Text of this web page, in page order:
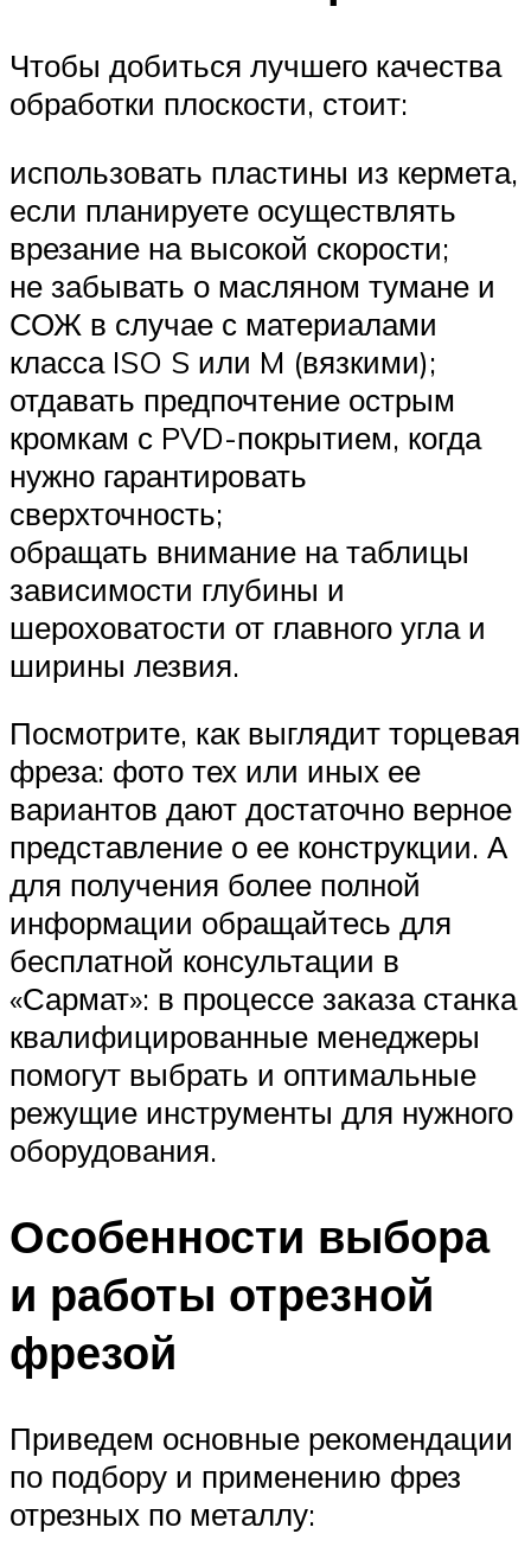
Чтобы добиться лучшего качества
обработки плоскости, стоит:
использовать пластины из кермета,
если планируете осуществлять
врезание на высокой скорости;
не забывать о масляном тумане и
СОЖ в случае с материалами
класса ISO S или M (вязкими);
отдавать предпочтение острым
кромкам с PVD-покрытием, когда
нужно гарантировать
сверхточность;
обращать внимание на таблицы
зависимости глубины и
шероховатости от главного угла и
ширины лезвия.
Посмотрите, как выглядит торцевая
фреза: фото тех или иных ее
вариантов дают достаточно верное
представление о ее конструкции. А
для получения более полной
информации обращайтесь для
бесплатной консультации в
«Сармат»: в процессе заказа станка
квалифицированные менеджеры
помогут выбрать и оптимальные
режущие инструменты для нужного
оборудования.
Особенности выбора
и работы отрезной
фрезой
Приведем основные рекомендации
по подбору и применению фрез
отрезных по металлу: